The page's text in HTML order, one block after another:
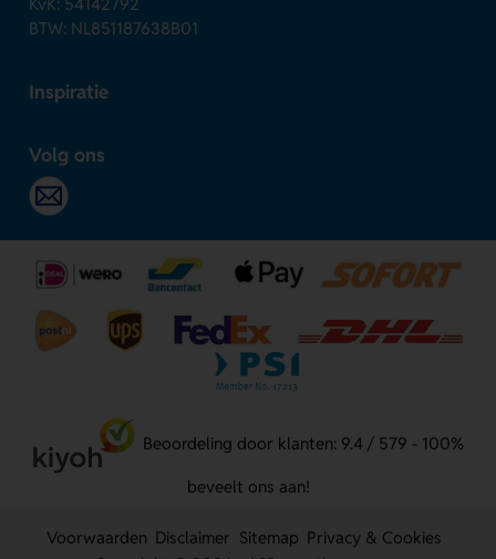
BTW: NL851187638B01
Inspiratie
Volg ons
Beoordeling door klanten: 9.4 / 579 - 100%
beveelt ons aan!
Voorwaarden Disclaimer Sitemap Privacy & Cookies